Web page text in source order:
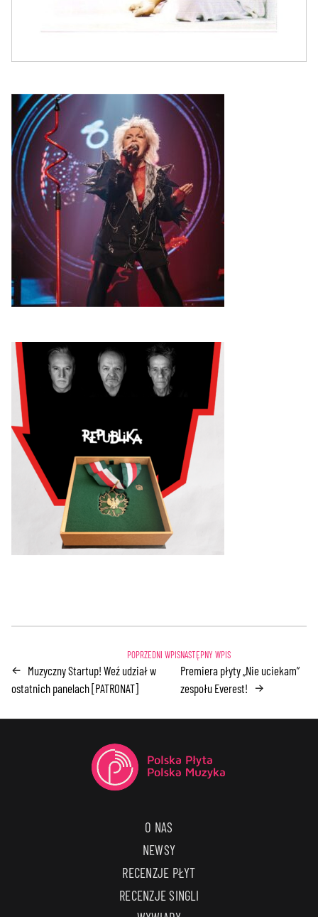
← Muzyczny Startup! Weź udział w
ostatnich panelach [PATRONAT]
Premiera płyty „Nie uciekam”
zespołu Everest! →
O NAS
NEWSY
RECENZJE PŁYT
RECENZJE SINGLI